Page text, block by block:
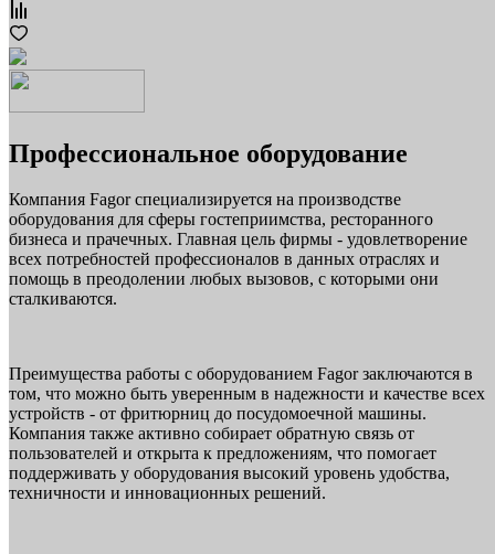
Профессиональное оборудование
Компания Fagor специализируется на производстве
оборудования для сферы гостеприимства, ресторанного
бизнеса и прачечных. Главная цель фирмы - удовлетворение
всех потребностей профессионалов в данных отраслях и
помощь в преодолении любых вызовов, с которыми они
сталкиваются.
Преимущества работы с оборудованием Fagor заключаются в
том, что можно быть уверенным в надежности и качестве всех
устройств - от фритюрниц до посудомоечной машины.
Компания также активно собирает обратную связь от
пользователей и открыта к предложениям, что помогает
поддерживать у оборудования высокий уровень удобства,
техничности и инновационных решений.